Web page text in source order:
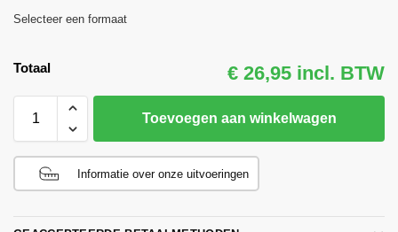
Selecteer een formaat
Totaal € 26,95 incl. BTW
Toevoegen aan winkelwagen
Informatie over onze uitvoeringen